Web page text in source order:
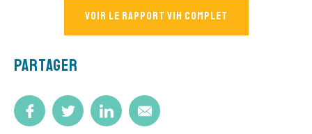
Voir le rapport vih complet
Partager